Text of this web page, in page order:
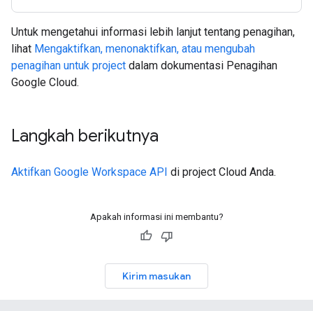
Untuk mengetahui informasi lebih lanjut tentang penagihan,
lihat Mengaktifkan, menonaktifkan, atau mengubah
penagihan untuk project dalam dokumentasi Penagihan
Google Cloud.
Langkah berikutnya
Aktifkan Google Workspace API di project Cloud Anda.
Apakah informasi ini membantu?
Kirim masukan